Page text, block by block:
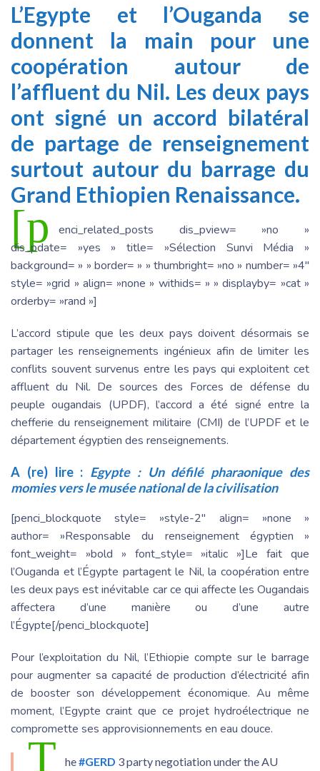
L’Egypte et l’Ouganda se
donnent la main pour une
coopération autour de
l’affluent du Nil. Les deux pays
ont signé un accord bilatéral
de partage de renseignement
surtout autour du barrage du
Grand Ethiopien Renaissance.
[p
enci_related_posts dis_pview= »no »
dis_pdate= »yes » title= »Sélection Sunvi Média »
background= » » border= » » thumbright= »no » number= »4″
style= »grid » align= »none » withids= » » displayby= »cat »
orderby= »rand »]
L’accord stipule que les deux pays doivent désormais se
partager les renseignements ingénieux afin de limiter les
conflits souvent survenus entre les pays qui exploitent cet
affluent du Nil. De sources des Forces de défense du
peuple ougandais (UPDF), l’accord a été signé entre la
chefferie du renseignement militaire (CMI) de l’UPDF et le
département égyptien des renseignements.
A (re) lire : Egypte : Un défilé pharaonique des
momies vers le musée national de la civilisation
[penci_blockquote style= »style-2″ align= »none »
author= »Responsable du renseignement égyptien »
font_weight= »bold » font_style= »italic »]Le fait que
l’Ouganda et l’Égypte partagent le Nil, la coopération entre
les deux pays est inévitable car ce qui affecte les Ougandais
affectera d’une manière ou d’une autre
l’Égypte[/penci_blockquote]
Pour l’exploitation du Nil, l’Ethiopie compte sur le barrage
pour augmenter sa capacité de production d’électricité afin
de booster son développement économique. Au même
moment, l’Egypte craint que ce projet hydroélectrique ne
compromette ses approvisionnements en eau douce.
T he#GERD 3 party negotiation under the AU